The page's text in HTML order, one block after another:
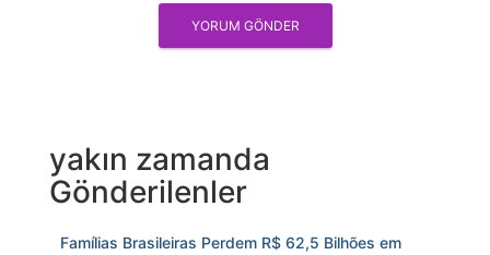
yakın zamanda
Gönderilenler
Famílias Brasileiras Perdem R$ 62,5 Bilhões em